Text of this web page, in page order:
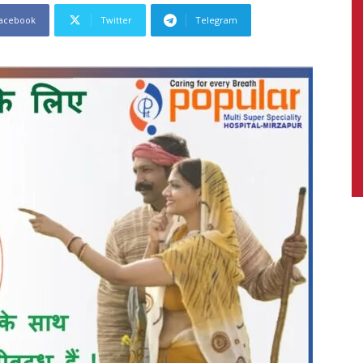
News,
Latest
News
Twitter Telegram